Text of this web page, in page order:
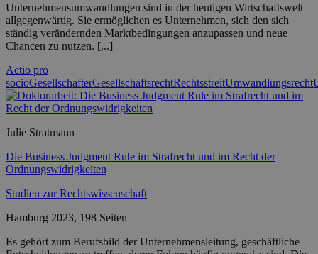
Unternehmensumwandlungen sind in der heutigen Wirtschaftswelt
allgegenwärtig. Sie ermöglichen es Unternehmen, sich den sich
ständig verändernden Marktbedingungen anzupassen und neue
Chancen zu nutzen. [...]
Actio pro
socioGesellschafterGesellschaftsrechtRechtsstreitUmwandlungsrecht
Julie Stratmann
Die Business Judgment Rule im Strafrecht und im Recht der
Ordnungswidrigkeiten
Studien zur Rechtswissenschaft
Hamburg 2023, 198 Seiten
Es gehört zum Berufsbild der Unternehmensleitung, geschäftliche